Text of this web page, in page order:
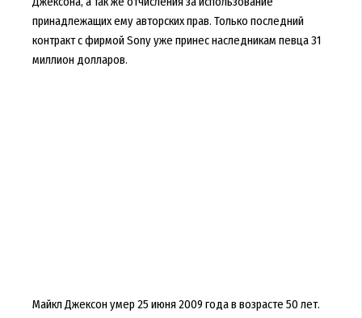
принадлежащих ему авторских прав. Только последний
контракт с фирмой Sony уже принес наследникам певца 31
миллион долларов.
Майкл Джексон умер 25 июня 2009 года в возрасте 50 лет.